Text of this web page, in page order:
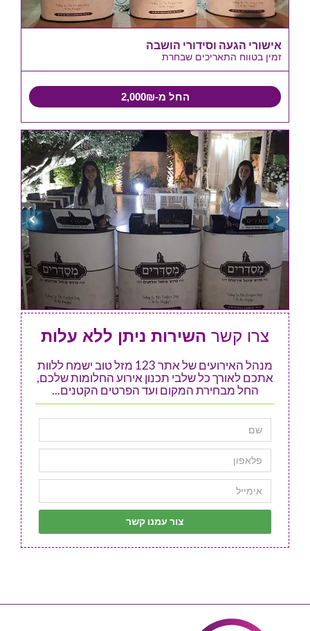
אישורי הגעה וסידורי הושבה
זמין בטווח התאריכים שבחרת
החל מ-2,000₪
צרו קשר השירות ניתן ללא עלות
מנהל האירועים של אתר 123 מזל טוב ישמח ללוות
אתכם לאורך כל שלבי תכנון אירוע החלומות שלכם,
החל מבחירת המקום ועד הפרטים הקטנים...